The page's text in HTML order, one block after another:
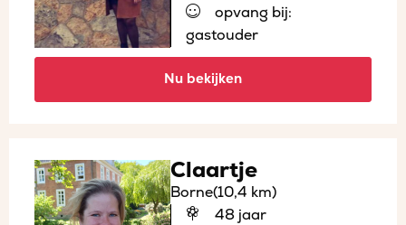
opvang bij:
gastouder
Nu bekijken
Claartje
Borne(10,4 km)
48 jaar